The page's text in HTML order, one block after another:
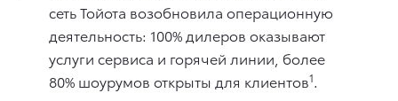
сеть Тойота возобновила операционную
деятельность: 100% дилеров оказывают
услуги сервиса и горячей линии, более
80% шоурумов открыты для клиентов1.